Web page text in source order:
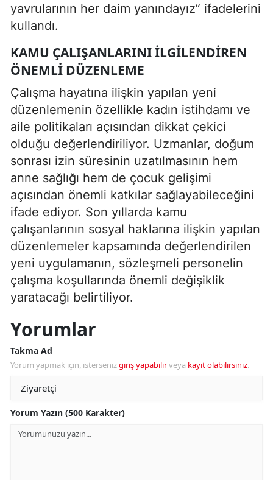
yavrularının her daim yanındayız” ifadelerini
kullandı.
KAMU ÇALIŞANLARINI ILGILENDIREN
ÖNEMLI DÜZENLEME
Çalışma hayatına ilişkin yapılan yeni
düzenlemenin özellikle kadın istihdamı ve
aile politikaları açısından dikkat çekici
olduğu değerlendiriliyor. Uzmanlar, doğum
sonrası izin süresinin uzatılmasının hem
anne sağlığı hem de çocuk gelişimi
açısından önemli katkılar sağlayabileceğini
ifade ediyor. Son yıllarda kamu
çalışanlarının sosyal haklarına ilişkin yapılan
düzenlemeler kapsamında değerlendirilen
yeni uygulamanın, sözleşmeli personelin
çalışma koşullarında önemli değişiklik
yaratacağı belirtiliyor.
Yorumlar
Takma Ad
Yorum yapmak için, istersenizgiriş yapabilirveya kayıt olabilirsiniz.
Yorum Yazın (500 Karakter)